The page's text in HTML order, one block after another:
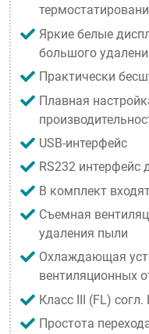
Яркие белые
большого
Практически
Плавная
USB-интерфейс
RS232 интерфейс
В комплект
Съемная
удаления пыли
Охлаждающая
вентиляционных
Класс III (FL) согл.
Простота